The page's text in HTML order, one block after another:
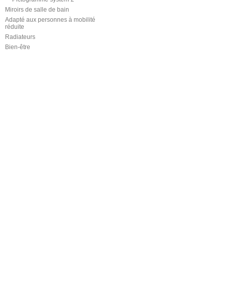
Miroirs de salle de bain
Adapté aux personnes à mobilité
réduite
Radiateurs
Bien-être